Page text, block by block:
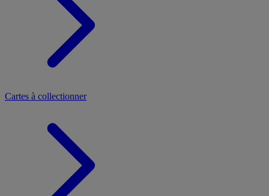
Cartes à collectionner